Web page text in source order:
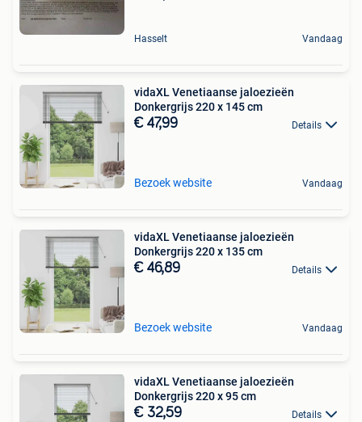
Hasselt Vandaag
vidaXL Venetiaanse jaloezieën
Donkergrijs 220 x 145 cm
€ 47,99 Details
Bezoek website Vandaag
vidaXL Venetiaanse jaloezieën
Donkergrijs 220 x 135 cm
€ 46,89 Details
Bezoek website Vandaag
vidaXL Venetiaanse jaloezieën
Donkergrijs 220 x 95 cm
€ 32,59 Details